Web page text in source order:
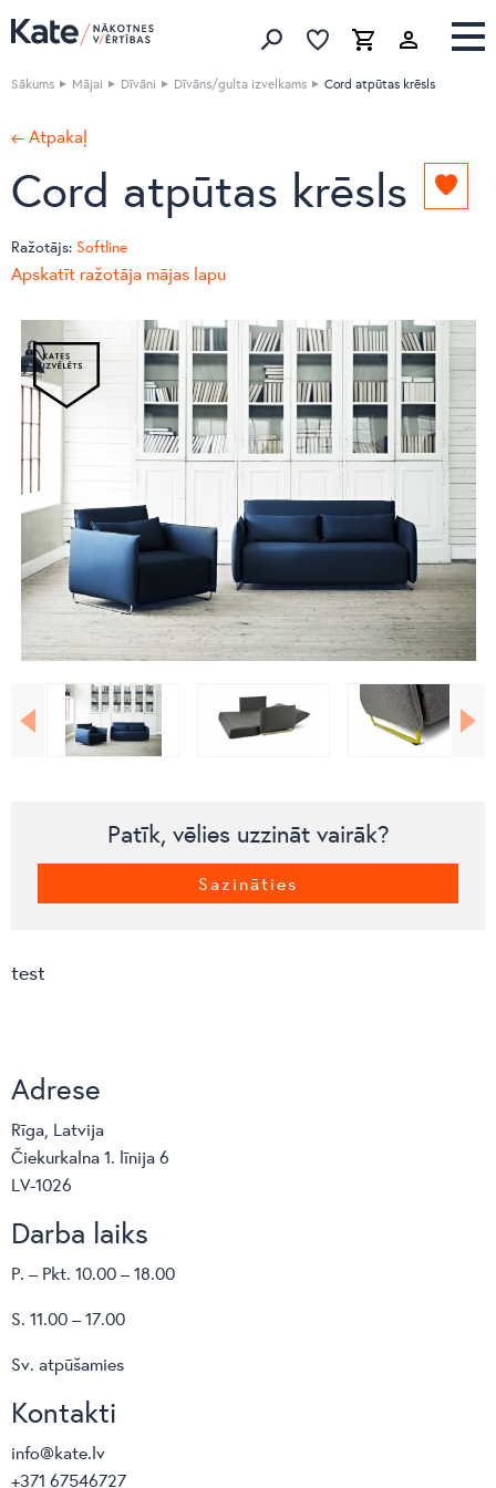
Meklēt produktus
IzlaseGrozs Izlase
Sākums Mājai Dīvāni Dīvāns/gulta izvelkams Cord atpūtas krēsls
← Atpakaļ
Cord atpūtas krēsls
Ražotājs: Softline
Apskatīt ražotāja mājas lapu
Patīk, vēlies uzzināt vairāk?
Sazināties
test
Adrese
Rīga, Latvija
Čiekurkalna 1. līnija 6
LV-1026
Darba laiks
P. – Pkt. 10.00 – 18.00
S. 11.00 – 17.00
Sv. atpūšamies
Kontakti
info@kate.lv
+371 67546727